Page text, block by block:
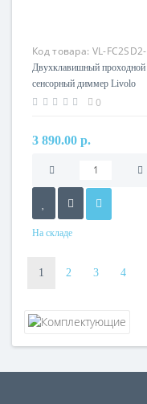
Код товара: VL-FC2SD2-
2G
Двухклавишный проходной
сенсорный диммер Livolo
(механизм)
0
3 890.00 р.
На складе
1 2 3 4